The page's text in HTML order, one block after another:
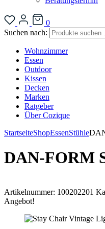
0
Suchen nach:
Wohnzimmer
Essen
Outdoor
Kissen
Decken
Marken
Ratgeber
Über Cozique
StartseiteShopEssenStühle
DAN-FORM
Artikelnummer: 100202201
Angebot!